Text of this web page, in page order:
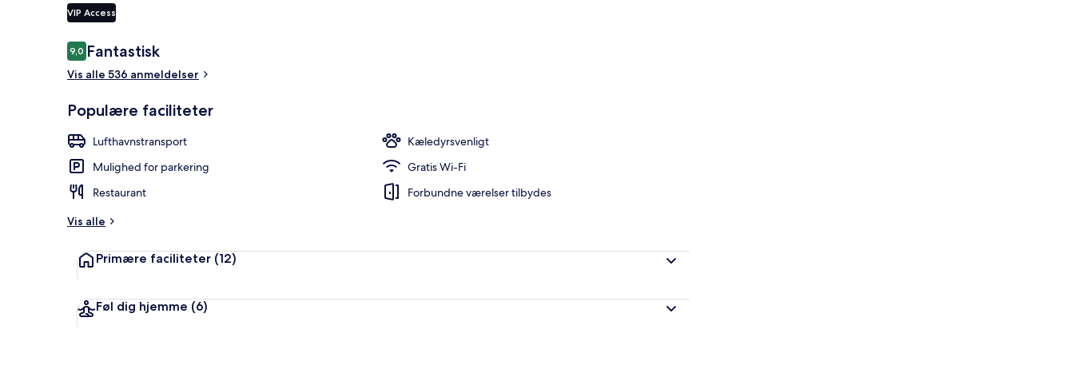
VIP Access
Anmeldelser
9,09,0 ud af 10.
Fantastisk
Vis alle 536 anmeldelser
Populære faciliteter
Lufthavnstransport
Kæledyrsvenligt
Mulighed for parkering
Gratis Wi-Fi
Restaurant
Forbundne værelser tilbydes
Vis alle
Primære faciliteter (12)
Føl dig hjemme (6)